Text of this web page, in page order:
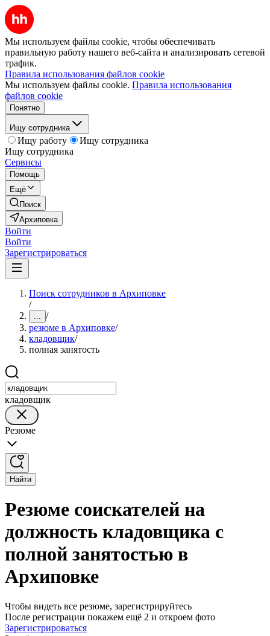
Мы используем файлы cookie, чтобы обеспечивать
правильную работу нашего веб-сайта и анализировать сетевой
трафик.
Правила использования файлов cookie
Мы используем файлы cookie. Правила использования
файлов cookie
Понятно
Ищу сотрудника
Ищу работу
Ищу сотрудника
Ищу сотрудника
Сервисы
Помощь
Ещё
Поиск
Архиповка
Войти
Войти
Зарегистрироваться
Поиск сотрудников в Архиповке
/
... /
резюме в Архиповке/
кладовщик/
полная занятость
кладовщик
Резюме
Найти
Резюме соискателей на
должность кладовщика с
полной занятостью в
Архиповке
Чтобы видеть все резюме, зарегистрируйтесь
После регистрации покажем ещё 2 и откроем фото
Зарегистрироваться